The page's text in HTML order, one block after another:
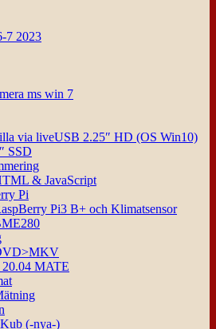
7 2023
ms win 7
via liveUSB 2.25″ HD (OS Win10)
SSD
& JavaScript
Pi
Pi3 B+ och Klimatsensor
MATE
(-nya-)